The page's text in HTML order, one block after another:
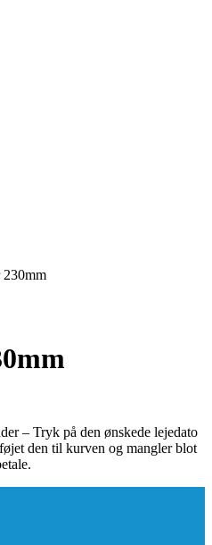
– Tryk på den ønskede lejedato
den til kurven og mangler blot